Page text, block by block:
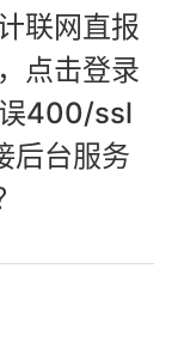
联网直报
点击登录
误400/ssl
后台服务